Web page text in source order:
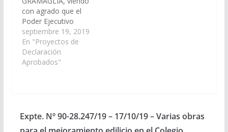
con agrado que el
Poder Ejecutivo
Provincial, disponga de
las gestiones
necesarias, a través
del área
Presupuesto General
de la Provincia – Año:
septiembre 19, 2019
En "Proyectos de
Declaración
Aprobados"
Expte. Nº 90-28.247/19 – 17/10/19 – Varias obras